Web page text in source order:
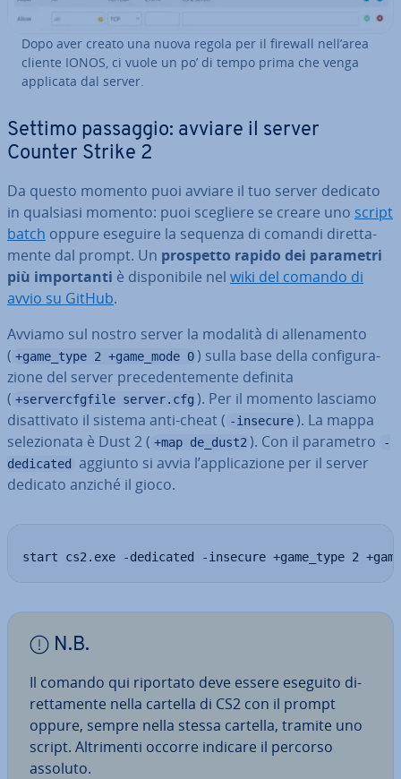
Dopo aver creato una nuova regola per il firewall nell’area
cliente IONOS, ci vuole un po’ di tempo prima che venga
applicata dal server.
Settimo passaggio: avviare il server
Counter Strike 2
Da questo momento puoi avviare il tuo server dedicato
in qualsiasi momento: puoi scegliere se creare uno script
batch oppure eseguire la sequenza di comandi di­ret­ta­
men­te dal prompt. Un prospetto rapido dei parametri
più im­por­tan­ti è di­spo­ni­bi­le nel wiki del comando di
avvio su GitHub.
Avviamo sul nostro server la modalità di al­le­na­men­to
( +game_type 2 +game_mode 0 ) sulla base della con­fi­gu­ra­
zio­ne del server pre­ce­den­te­men­te definita
( +servercfgfile server.cfg ). Per il momento lasciamo
di­sat­ti­va­to il sistema anti-cheat ( -insecure ). La mappa
se­le­zio­na­ta è Dust 2 ( +map de_dust2 ). Con il parametro
-
dedicated
aggiunto si avvia l’ap­pli­ca­zio­ne per il server
dedicato anziché il gioco.
start cs2.exe -dedicated -insecure +game_type 2
N.B.
Il comando qui riportato deve essere eseguito di­
ret­ta­men­te nella cartella di CS2 con il prompt
oppure, sempre nella stessa cartella, tramite uno
script. Al­tri­men­ti occorre indicare il percorso
assoluto.